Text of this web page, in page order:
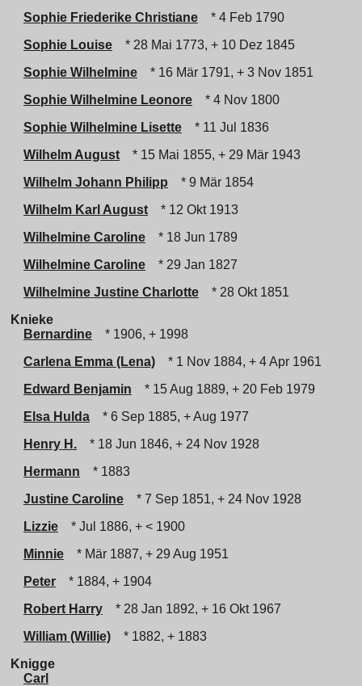
Sophie Friederike Christiane
* 4 Feb 1790
Sophie Louise
* 28 Mai 1773, + 10 Dez 1845
Sophie Wilhelmine
* 16 Mär 1791, + 3 Nov 1851
Sophie Wilhelmine Leonore
* 4 Nov 1800
Sophie Wilhelmine Lisette
* 11 Jul 1836
Wilhelm August
* 15 Mai 1855, + 29 Mär 1943
Wilhelm Johann Philipp
* 9 Mär 1854
Wilhelm Karl August
* 12 Okt 1913
Wilhelmine Caroline
* 18 Jun 1789
Wilhelmine Caroline
* 29 Jan 1827
Wilhelmine Justine Charlotte
* 28 Okt 1851
Knieke
Bernardine
* 1906, + 1998
Carlena Emma (Lena)
* 1 Nov 1884, + 4 Apr 1961
Edward Benjamin
* 15 Aug 1889, + 20 Feb 1979
Elsa Hulda
* 6 Sep 1885, + Aug 1977
Henry H.
* 18 Jun 1846, + 24 Nov 1928
Hermann
* 1883
Justine Caroline
* 7 Sep 1851, + 24 Nov 1928
Lizzie
* Jul 1886, + < 1900
Minnie
* Mär 1887, + 29 Aug 1951
Peter
* 1884, + 1904
Robert Harry
* 28 Jan 1892, + 16 Okt 1967
William (Willie)
* 1882, + 1883
Knigge
Carl